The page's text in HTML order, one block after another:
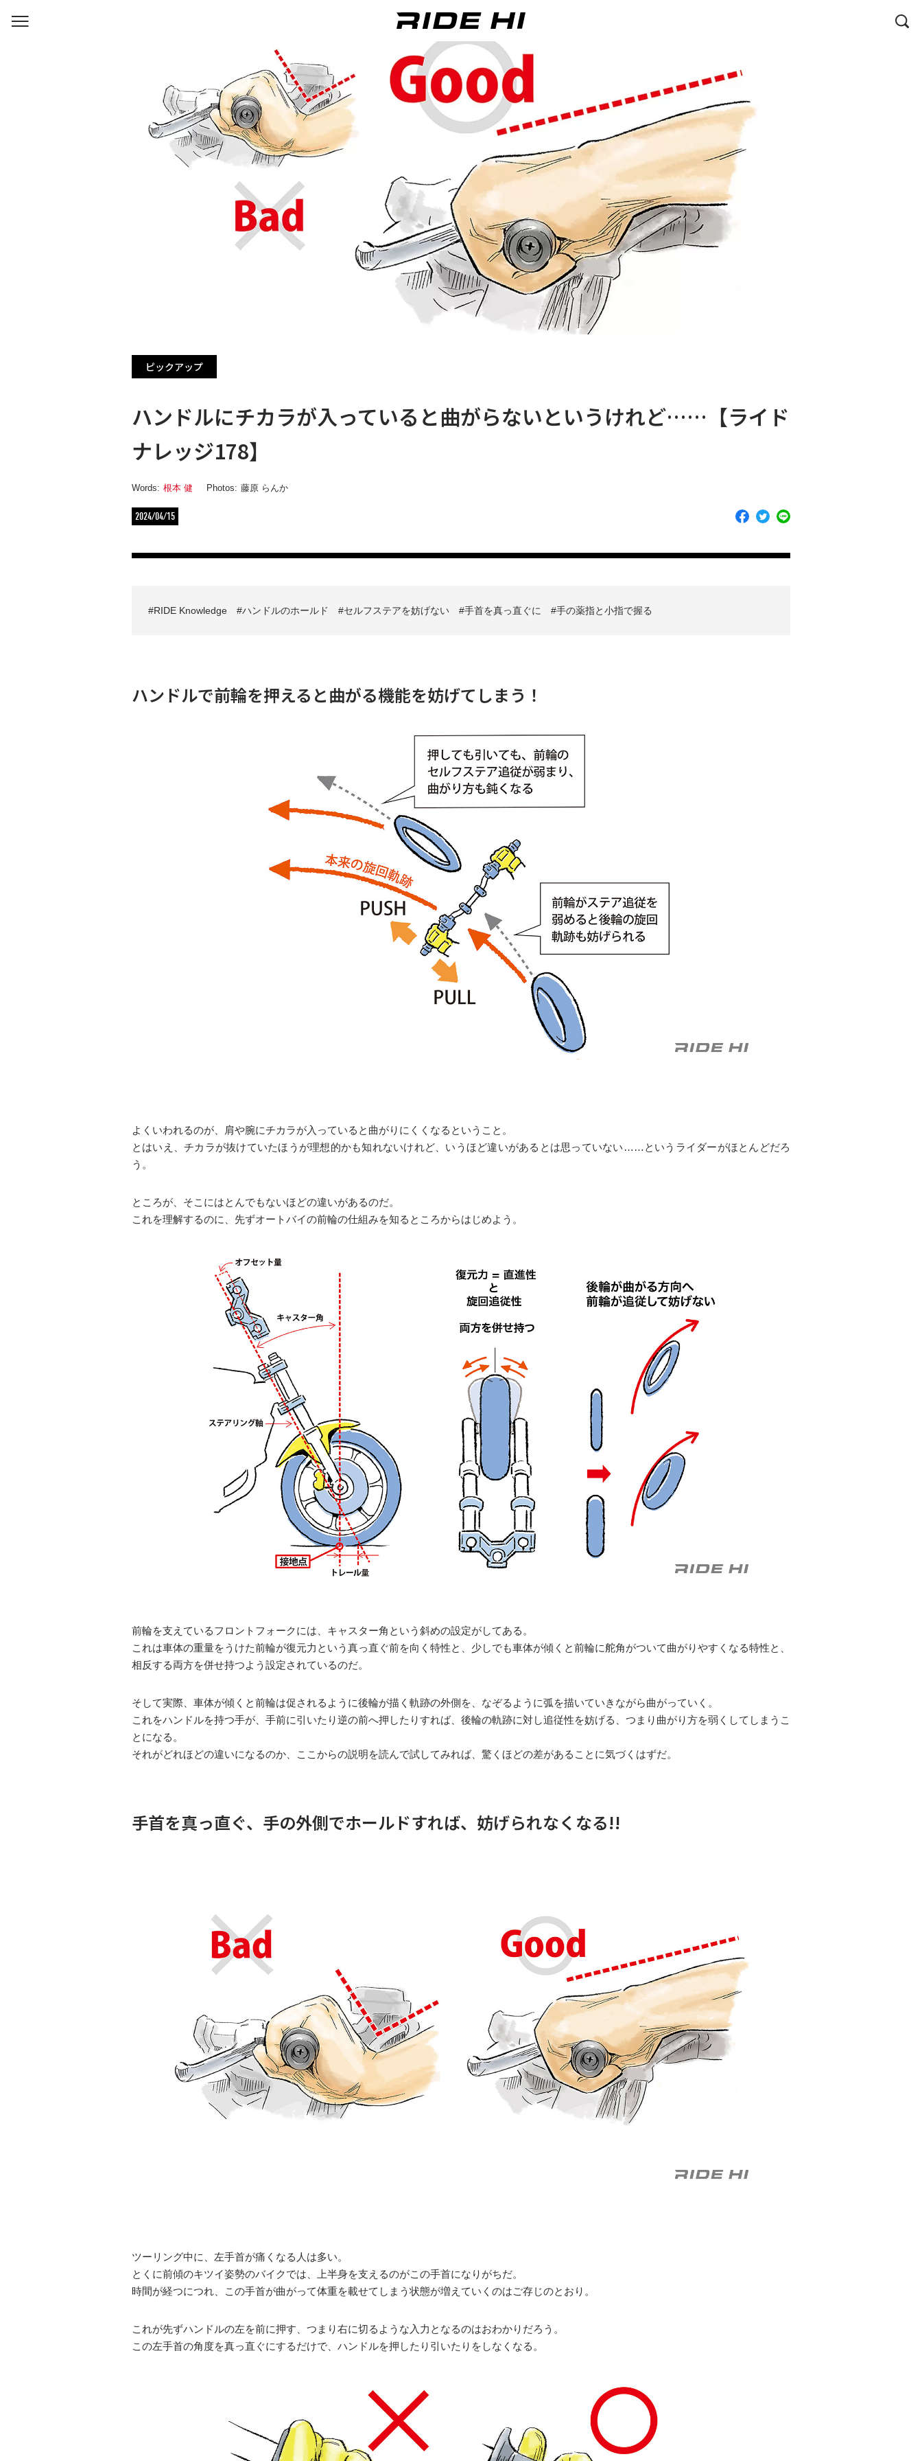
ピックアップ
ハンドルにチカラが入っていると曲がらないというけれど……【ライド
ナレッジ178】
Words: 根本 健 Photos: 藤原 らんか
2024/04/15
RIDE Knowledge ハンドルのホールド セルフステアを妨げない 手首を真っ直ぐに 手の薬指と小指で握る
ハンドルで前輪を押えると曲がる機能を妨げてしまう！
よくいわれるのが、肩や腕にチカラが入っていると曲がりにくくなるということ。
とはいえ、チカラが抜けていたほうが理想的かも知れないけれど、いうほど違いがあるとは思っていない……というライダーがほとんどだろ
う。
ところが、そこにはとんでもないほどの違いがあるのだ。
これを理解するのに、先ずオートバイの前輪の仕組みを知るところからはじめよう。
前輪を支えているフロントフォークには、キャスター角という斜めの設定がしてある。
これは車体の重量をうけた前輪が復元力という真っ直ぐ前を向く特性と、少しでも車体が傾くと前輪に舵角がついて曲がりやすくなる特性と、
相反する両方を併せ持つよう設定されているのだ。
そして実際、車体が傾くと前輪は促されるように後輪が描く軌跡の外側を、なぞるように弧を描いていきながら曲がっていく。
これをハンドルを持つ手が、手前に引いたり逆の前へ押したりすれば、後輪の軌跡に対し追従性を妨げる、つまり曲がり方を弱くしてしまうこ
とになる。
それがどれほどの違いになるのか、ここからの説明を読んで試してみれば、驚くほどの差があることに気づくはずだ。
手首を真っ直ぐ、手の外側でホールドすれば、妨げられなくなる!!
ツーリング中に、左手首が痛くなる人は多い。
とくに前傾のキツイ姿勢のバイクでは、上半身を支えるのがこの手首になりがちだ。
時間が経つにつれ、この手首が曲がって体重を載せてしまう状態が増えていくのはご存じのとおり。
これが先ずハンドルの左を前に押す、つまり右に切るような入力となるのはおわかりだろう。
この左手首の角度を真っ直ぐにするだけで、ハンドルを押したり引いたりをしなくなる。